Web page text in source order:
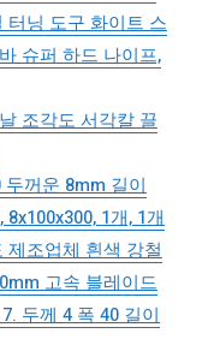
터닝 도구 화이트 스
슈퍼 하드 나이프,
조각도 서각칼 끌
두꺼운 8mm 길이
1개, 1개
제조업체 흰색 강철
고속 블레이드
두께 4 폭 40 길이